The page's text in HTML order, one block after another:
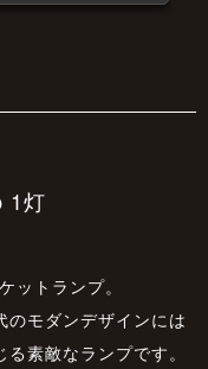
1灯
ットランプ。
のモダンデザインには
素敵なランプです。